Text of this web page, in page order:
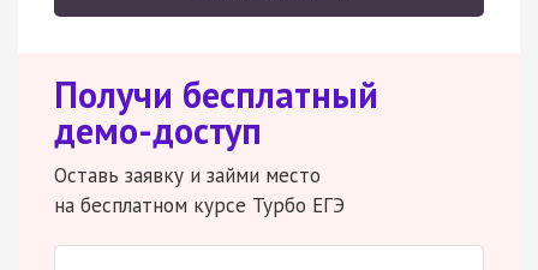
Получи бесплатный
демо-доступ
Оставь заявку и займи место
на бесплатном курсе Турбо ЕГЭ